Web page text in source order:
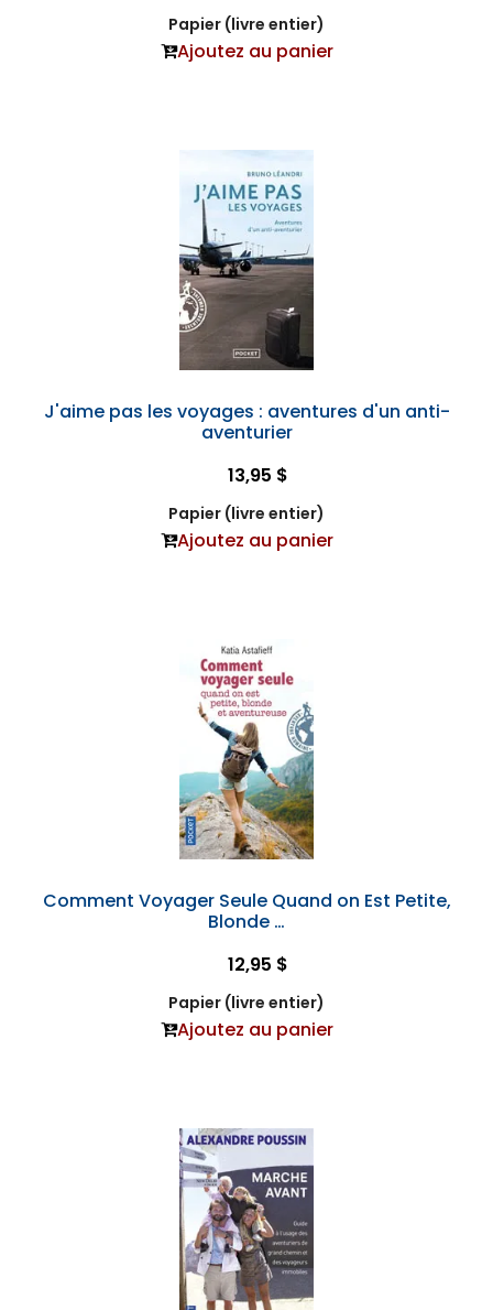
Papier (livre entier)
Ajoutez au panier
J'aime pas les voyages : aventures d'un anti-
aventurier
13,95 $
Papier (livre entier)
Ajoutez au panier
Comment Voyager Seule Quand on Est Petite,
Blonde …
12,95 $
Papier (livre entier)
Ajoutez au panier